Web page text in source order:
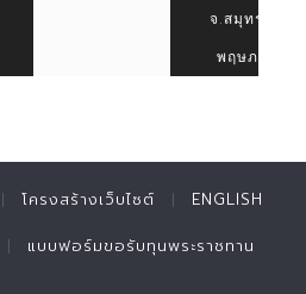
จ.สมุทรสงคร
พฤษภาคม
โครงสร้างเว็บไซต์ ENGLISH
แบบฟอร์มขอรับทุนพระราชทาน